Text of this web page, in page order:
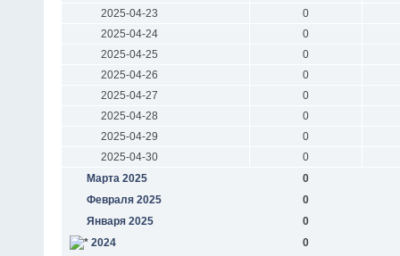
2025-04-23
0
2025-04-24
0
2025-04-25
0
2025-04-26
0
2025-04-27
0
2025-04-28
0
2025-04-29
0
2025-04-30
0
Марта 2025
0
Февраля 2025
0
Января 2025
0
2024
0